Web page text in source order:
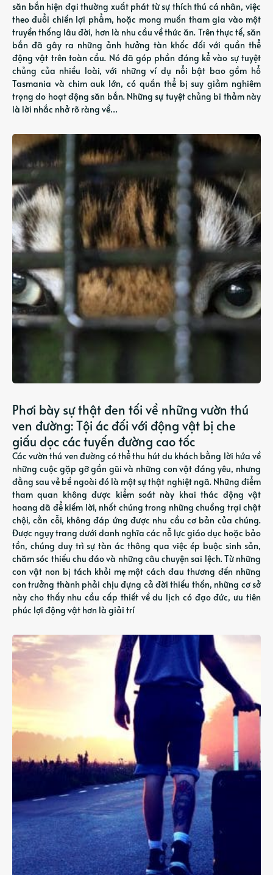
săn bắn hiện đại thường xuất phát từ sự thích thú cá nhân, việc
theo đuổi chiến lợi phẩm, hoặc mong muốn tham gia vào một
truyền thống lâu đời, hơn là nhu cầu về thức ăn. Trên thực tế, săn
bắn đã gây ra những ảnh hưởng tàn khốc đối với quần thể
động vật trên toàn cầu. Nó đã góp phần đáng kể vào sự tuyệt
chủng của nhiều loài, với những ví dụ nổi bật bao gồm hổ
Tasmania và chim auk lớn, có quần thể bị suy giảm nghiêm
trọng do hoạt động săn bắn. Những sự tuyệt chủng bi thảm này
là lời nhắc nhở rõ ràng về…
Phơi bày sự thật đen tối về những vườn thú
ven đường: Tội ác đối với động vật bị che
giấu dọc các tuyến đường cao tốc
Các vườn thú ven đường có thể thu hút du khách bằng lời hứa về
những cuộc gặp gỡ gần gũi và những con vật đáng yêu, nhưng
đằng sau vẻ bề ngoài đó là một sự thật nghiệt ngã. Những điểm
tham quan không được kiểm soát này khai thác động vật
hoang dã để kiếm lời, nhốt chúng trong những chuồng trại chật
chội, cằn cỗi, không đáp ứng được nhu cầu cơ bản của chúng.
Được ngụy trang dưới danh nghĩa các nỗ lực giáo dục hoặc bảo
tồn, chúng duy trì sự tàn ác thông qua việc ép buộc sinh sản,
chăm sóc thiếu chu đáo và những câu chuyện sai lệch. Từ những
con vật non bị tách khỏi mẹ một cách đau thương đến những
con trưởng thành phải chịu đựng cả đời thiếu thốn, những cơ sở
này cho thấy nhu cầu cấp thiết về du lịch có đạo đức, ưu tiên
phúc lợi động vật hơn là giải trí